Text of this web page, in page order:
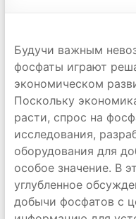
Будучи важным
фосфаты играют
экономическом
Поскольку
расти, спрос на
исследования,
оборудования для
особое значение. В
углубленное
добычи фосфатов с